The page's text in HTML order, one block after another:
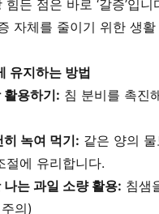
든 점은 바로 ‘갈증’입
자체를 줄이기 위한 생
유지하는 방법
활용하기: 침 분비를 촉진
녹여 먹기: 같은 양의
절에 유리합니다.
는 과일 소량 활용: 침샘
의)